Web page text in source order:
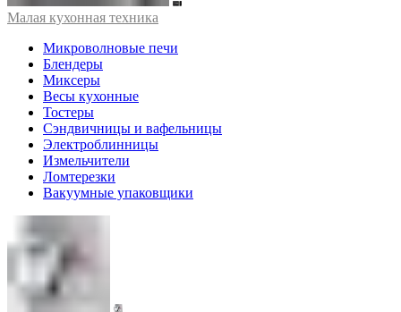
Малая кухонная техника
Микроволновые печи
Блендеры
Миксеры
Весы кухонные
Тостеры
Сэндвичницы и вафельницы
Электроблинницы
Измельчители
Ломтерезки
Вакуумные упаковщики